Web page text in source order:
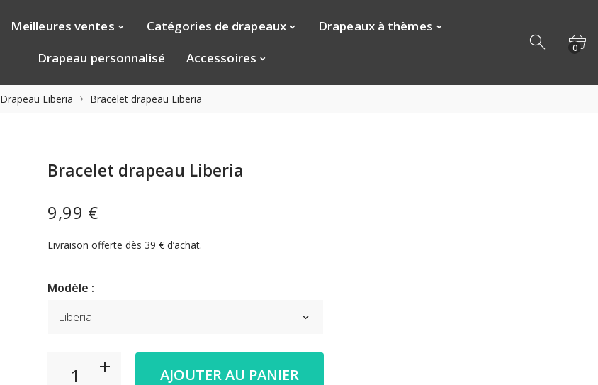
Meilleures ventes Catégories de drapeaux
Drapeaux à thèmes
Drapeau personnalisé
Accessoires
0
Drapeau Liberia Bracelet drapeau Liberia
9,99 €
Bracelet drapeau Liberia
Livraison offerte dès 39 € d’achat.
Modèle :
AJOUTER AU PANIER